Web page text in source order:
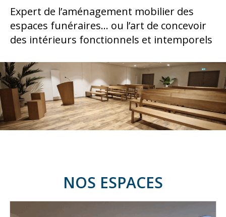
Expert de l’aménagement mobilier des
espaces funéraires… ou l’art de concevoir
des intérieurs fonctionnels et intemporels
NOS ESPACES